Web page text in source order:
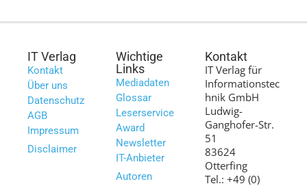
IT Verlag
Kontakt
Über uns
Datenschutz
AGB
Impressum
Disclaimer
Wichtige
Links
Mediadaten
Glossar
Leserservice
Award
Newsletter
IT-Anbieter
Autoren
Kontakt
IT Verlag für
Informationstec
hnik GmbH
Ludwig-
Ganghofer-Str.
51
83624
Otterfing
Tel.: +49 (0)